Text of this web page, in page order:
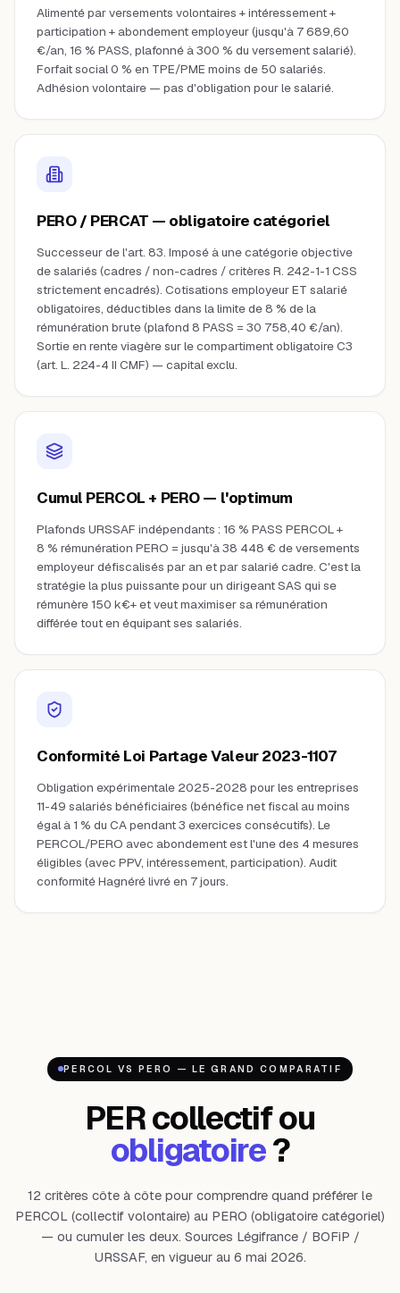
Alimenté par versements volontaires + intéressement +
participation + abondement employeur (jusqu'à 7 689,60
€/an, 16 % PASS, plafonné à 300 % du versement salarié).
Forfait social 0 % en TPE/PME moins de 50 salariés.
Adhésion volontaire — pas d'obligation pour le salarié.
PERO / PERCAT — obligatoire catégoriel
Successeur de l'art. 83. Imposé à une catégorie objective
de salariés (cadres / non-cadres / critères R. 242-1-1 CSS
strictement encadrés). Cotisations employeur ET salarié
obligatoires, déductibles dans la limite de 8 % de la
rémunération brute (plafond 8 PASS = 30 758,40 €/an).
Sortie en rente viagère sur le compartiment obligatoire C3
(art. L. 224-4 II CMF) — capital exclu.
Cumul PERCOL + PERO — l'optimum
Plafonds URSSAF indépendants : 16 % PASS PERCOL +
8 % rémunération PERO = jusqu'à 38 448 € de versements
employeur défiscalisés par an et par salarié cadre. C'est la
stratégie la plus puissante pour un dirigeant SAS qui se
rémunère 150 k€+ et veut maximiser sa rémunération
différée tout en équipant ses salariés.
Conformité Loi Partage Valeur 2023-1107
Obligation expérimentale 2025-2028 pour les entreprises
11-49 salariés bénéficiaires (bénéfice net fiscal au moins
égal à 1 % du CA pendant 3 exercices consécutifs). Le
PERCOL/PERO avec abondement est l'une des 4 mesures
éligibles (avec PPV, intéressement, participation). Audit
conformité Hagnéré livré en 7 jours.
PERCOL VS PERO — LE GRAND COMPARATIF
PER collectif ou
obligatoire?
12 critères côte à côte pour comprendre quand préférer le
PERCOL (collectif volontaire) au PERO (obligatoire catégoriel)
— ou cumuler les deux. Sources Légifrance / BOFiP /
URSSAF, en vigueur au 6 mai 2026.